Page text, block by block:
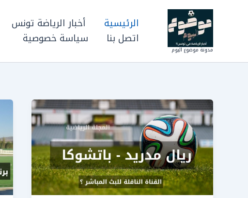
مدونة موضوع اليوم
الرئيسية أخبار الرياضة تونس
اتصل بنا
سياسة خصوصية